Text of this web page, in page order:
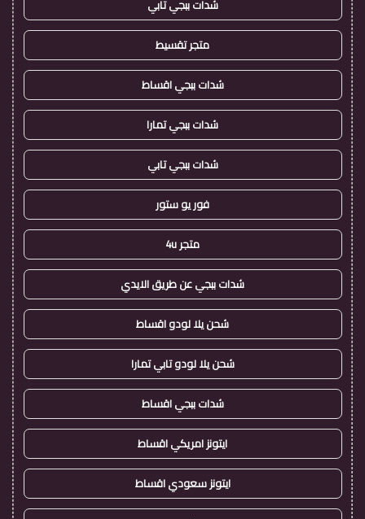
شدات ببجي تابي
متجر تقسيط
شدات ببجي اقساط
شدات ببجي تمارا
شدات ببجي تابي
فور يو ستور
متجر 4u
شدات ببجي عن طريق الايدي
شحن يلا لودو اقساط
شحن يلا لودو تابي تمارا
شدات ببجي اقساط
ايتونز امريكي اقساط
ايتونز سعودي اقساط